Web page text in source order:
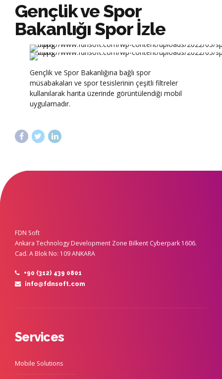
Gençlik ve Spor
Bakanlığı Spor İzle
Gençlik ve Spor Bakanlığına bağlı spor
müsabakaları ve spor tesislerinin çeşitli filtreler
kullanılarak harita üzerinde görüntülendiği mobil
uygulamadır.
FDN Soft
Ankara Technology Development Zone Bilkent Cyberpark 1606.
Cad. A Blok No: 109 ANKARA
+90 (312) 439 0801
info@fdnsoft.com
Services
Mobile Solutions